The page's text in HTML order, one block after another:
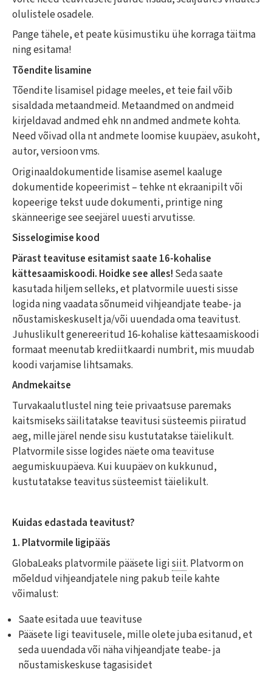
olulistele osadele.
Pange tähele, et peate küsimustiku ühe korraga täitma
ning esitama!
Tõendite lisamine
Tõendite lisamisel pidage meeles, et teie fail võib
sisaldada metaandmeid. Metaandmed on andmeid
kirjeldavad andmed ehk nn andmed andmete kohta.
Need võivad olla nt andmete loomise kuupäev, asukoht,
autor, versioon vms.
Originaaldokumentide lisamise asemel kaaluge
dokumentide kopeerimist – tehke nt ekraanipilt või
kopeerige tekst uude dokumenti, printige ning
skänneerige see seejärel uuesti arvutisse.
Sisselogimise kood
Pärast teavituse esitamist saate 16-kohalise
kättesaamiskoodi. Hoidke see alles! Seda saate
kasutada hiljem selleks, et platvormile uuesti sisse
logida ning vaadata sõnumeid vihjeandjate teabe- ja
nõustamiskeskuselt ja/või uuendada oma teavitust.
Juhuslikult genereeritud 16-kohalise kättesaamiskoodi
formaat meenutab krediitkaardi numbrit, mis muudab
koodi varjamise lihtsamaks.
Andmekaitse
Turvakaalutlustel ning teie privaatsuse paremaks
kaitsmiseks säilitatakse teavitusi süsteemis piiratud
aeg, mille järel nende sisu kustutatakse täielikult.
Platvormile sisse logides näete oma teavituse
aegumiskuupäeva. Kui kuupäev on kukkunud,
kustutatakse teavitus süsteemist täielikult.
Kuidas edastada teavitust?
1. Platvormile ligipääs
GlobaLeaks platvormile pääsete ligisiit. Platvorm on
mõeldud vihjeandjatele ning pakub teile kahte
võimalust:
Saate esitada uue teavituse
Pääsete ligi teavitusele, mille olete juba esitanud, et
seda uuendada või näha vihjeandjate teabe- ja
nõustamiskeskuse tagasisidet